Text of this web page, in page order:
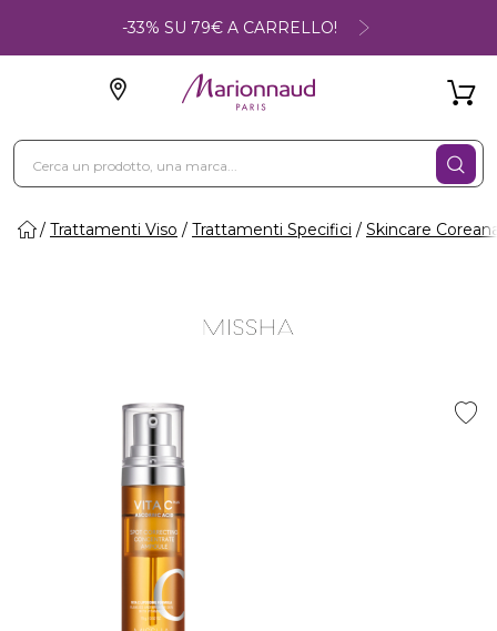
-33% SU 79€ A CARRELLO!
Trattamenti Viso Trattamenti Specifici Skincare